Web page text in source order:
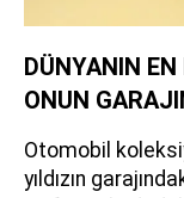
DÜNYANIN
ONUN
Otomobil
yıldızın